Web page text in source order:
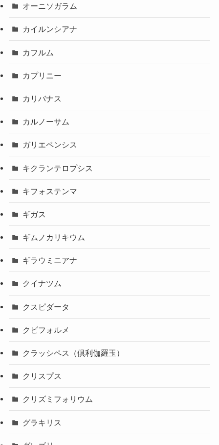
オーニソガラム
カイルンシアナ
カフルム
カプリニー
カリバナス
カルノーサム
ガリエペンシス
キクランテロプシス
キフォステンマ
ギガス
ギムノカリキウム
ギラウミニアナ
クイナツム
クスピダータ
クビフォルメ
クラッシペス（倶利伽羅玉）
クリスプス
クリズミフォリウム
グラキリス